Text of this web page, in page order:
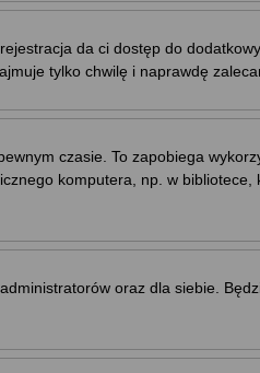
da ci dostęp do
tylko chwilę i naprawdę
czasie. To zapobiega
komputera, np. w bibliotece,
oraz dla siebie.